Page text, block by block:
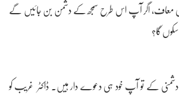
معاف، اگر آپ اس طرح سمجھ کے دشمن بن جائیں گے
سکوں گا؟
کے تو آپ خود ہی دعوے دار ہیں۔ ڈاکٹر غریب کو